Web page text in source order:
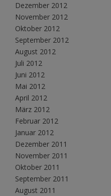
Dezember 2012
November 2012
Oktober 2012
September 2012
August 2012
Juli 2012
Juni 2012
Mai 2012
April 2012
März 2012
Februar 2012
Januar 2012
Dezember 2011
November 2011
Oktober 2011
September 2011
August 2011